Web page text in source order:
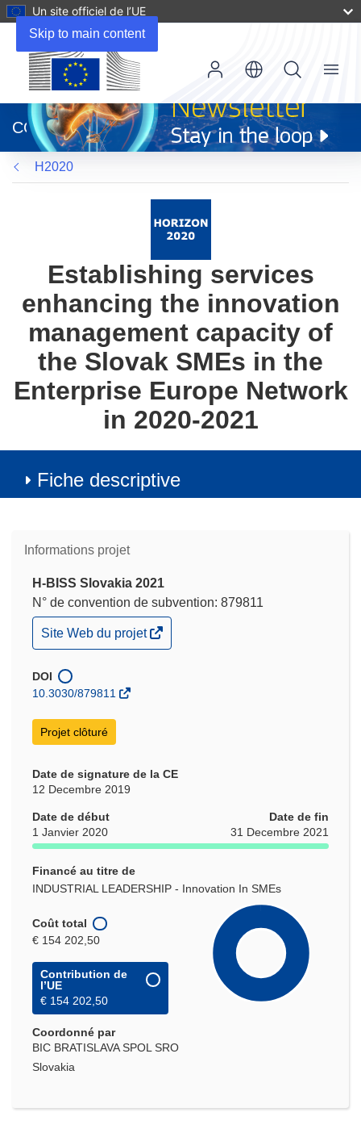
Skip to main content
Un site officiel de l’UE
dans
une
nouvelle
fenêtre)
CORDIS
Menu
H2020
Establishing services
enhancing the innovation
management capacity of
the Slovak SMEs in the
Enterprise Europe Network
in 2020-2021
Fiche descriptive
Informations projet
H-BISS Slovakia 2021
N° de convention de subvention: 879811
(s’ouvre
dans
nouvelle
fenêtre)
Site Web du projet
DOI
10.3030/879811
Projet clôturé
Date de signature de la CE
12 Decembre 2019
Date de début
1 Janvier 2020
Date de fin
31 Decembre 2021
Financé au titre de
INDUSTRIAL LEADERSHIP - Innovation In SMEs
Coût total
€ 154 202,50
Contribution de
l’UE
€ 154 202,50
Coordonné par
BIC BRATISLAVA SPOL SRO
Slovakia